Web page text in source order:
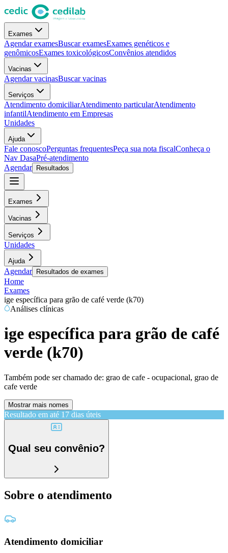
Exames
Agendar examesBuscar examesExames genéticos e
genômicosExames toxicológicosConvênios atendidos
Vacinas
Agendar vacinasBuscar vacinas
Serviços
Atendimento domiciliarAtendimento particularAtendimento
infantilAtendimento em Empresas
Unidades
Ajuda
Fale conoscoPerguntas frequentesPeça sua nota fiscalConheça o
Nav DasaPré-atendimento
Agendar
Resultados
Exames
Vacinas
Serviços
Unidades
Ajuda
Agendar Resultados de exames
Home
Exames
ige específica para grão de café verde (k70)
Análises clínicas
ige específica para grão de café
verde (k70)
Também pode ser chamado de: grao de cafe - ocupacional, grao de
cafe verde
Mostrar mais nomes
Resultado em até 17 dias úteis
Qual seu convênio?
Sobre o atendimento
Atendimento domiciliar